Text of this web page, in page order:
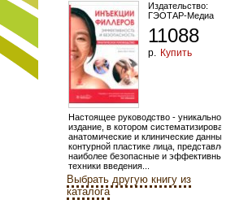
Издательство:
ГЭОТАР-Медиа
11088
р. Купить
Настоящее руководство - уникальное
издание, в котором систематизированы
анатомические и клинические данные по
контурной пластике лица, представлены
наиболее безопасные и эффективные
техники введения...
Выбрать другую книгу из
каталога